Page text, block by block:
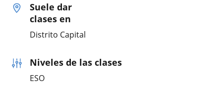
Suele dar
clases en
Distrito Capital
Niveles de las clases
ESO